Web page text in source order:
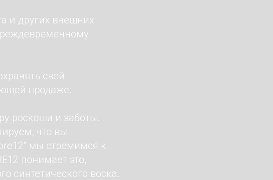
и других внешних
свой
продаже.
роскоши и заботы.
что вы
мы стремимся к
понимает это,
синтетического воска.